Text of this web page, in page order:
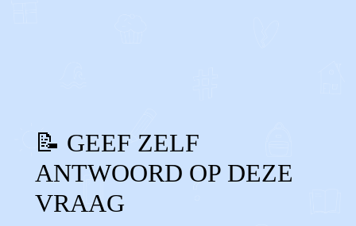
📝 GEEF ZELF
ANTWOORD OP DEZE
VRAAG